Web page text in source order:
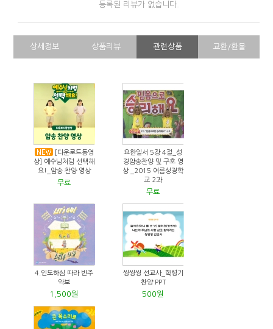
등록된 리뷰가 없습니다.
상세정보 상품리뷰 관련상품 교환/환불
[다운로드동영
상] 예수님처럼 선택해
요!_암송 찬양 영상
무료
요한일서 5장 4절_성
경암송찬양 및 구호 영
상 _2015 여름성경학
교 2과
무료
4.인도하심 따라 반주
악보
1,500원
씽씽씽 선교사_학령기
찬양 PPT
500원